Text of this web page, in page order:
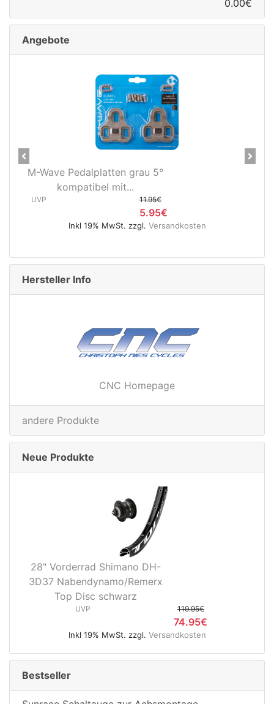
0.00€
Angebote
Pedalplatten grau 5°
mit...
Inkl 19% MwSt. zzgl.Versandkosten
Previous Next
Hersteller Info
CNC Homepage
andere Produkte
Neue Produkte
28" Vorderrad Shimano DH-
3D37 Nabendynamo/Remerx
Top Disc schwarz
UVP 119.95€
74.95€
Inkl 19% MwSt. zzgl. Versandkosten
Bestseller